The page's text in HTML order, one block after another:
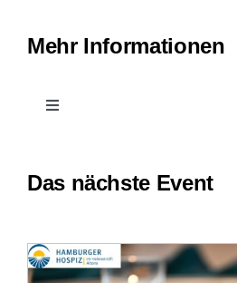
Mehr Informationen
Toggle
Erfahrungsberichte
Das nächste Event